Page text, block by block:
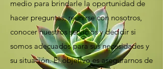
medio para brindarle la oportunidad de
hacer preguntas, reunirse con nosotros,
conocer nuestros servicios y decidir si
somos adecuados para sus necesidades y
su situación. El objetivo es asegurarnos de